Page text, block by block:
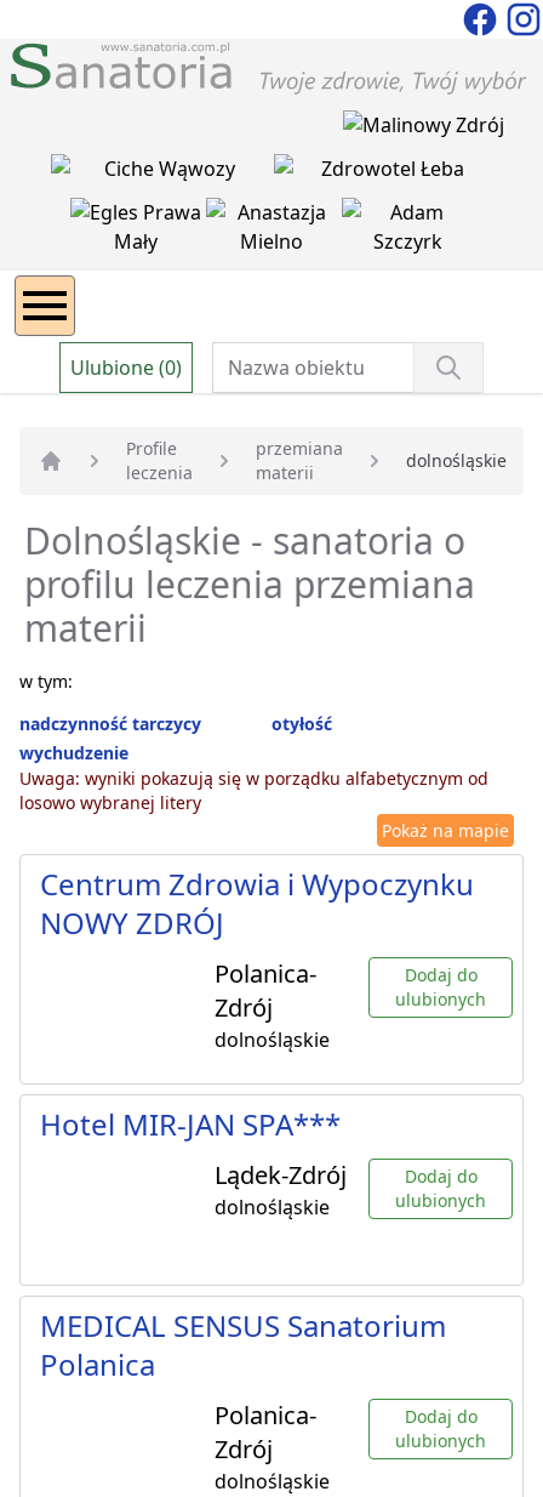
Ulubione (0)
Strona główna
Profile
leczenia
przemiana
materii
dolnośląskie
Dolnośląskie - sanatoria o
profilu leczenia przemiana
materii
w tym:
nadczynność tarczycy
otyłość
wychudzenie
Uwaga: wyniki pokazują się w porządku alfabetycznym od
losowo wybranej litery
Pokaż na mapie
Centrum Zdrowia i Wypoczynku
NOWY ZDRÓJ
Polanica-
Zdrój
dolnośląskie
Dodaj do
ulubionych
Hotel MIR-JAN SPA***
Lądek-Zdrój
dolnośląskie
Dodaj do
ulubionych
MEDICAL SENSUS Sanatorium
Polanica
Polanica-
Zdrój
dolnośląskie
Dodaj do
ulubionych